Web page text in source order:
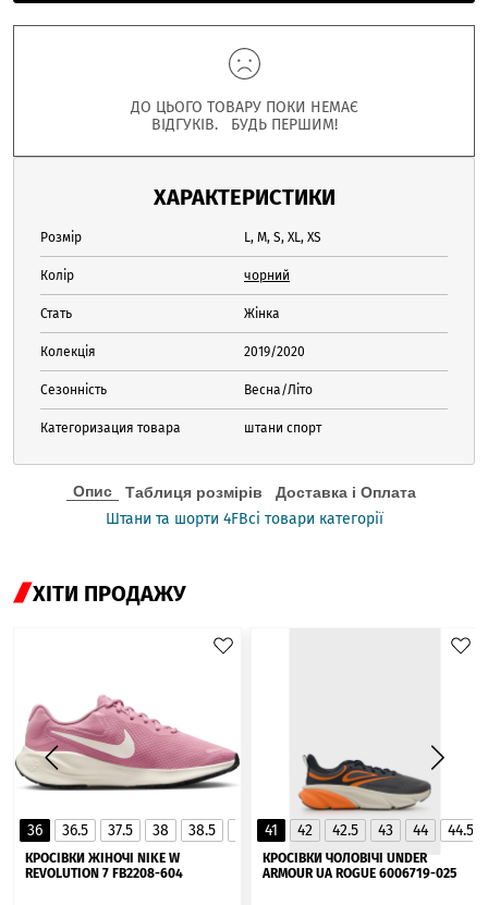
ДО ЦЬОГО ТОВАРУ ПОКИ НЕМАЄ
ВІДГУКІВ. БУДЬ ПЕРШИМ!
ХАРАКТЕРИСТИКИ
Розмір L, M, S, XL, XS
Колір чорний
Стать Жінка
Колекція 2019/2020
Сезонність Весна/Літо
Категоризация товара штани спорт
Опис Таблиця розмірів Доставка і Оплата
Штани та шорти 4FВсі товари категорії
ХІТИ ПРОДАЖУ
36 36.5 37.5 38 38.5 40 40.5
41
▲
КРОСІВКИ ЖІНОЧІ NIKE W
REVOLUTION 7 FB2208-604
41 42 42.5 43 44 44.5
КРОСІВКИ ЧОЛОВІЧІ UNDER
ARMOUR UA ROGUE 6006719-025